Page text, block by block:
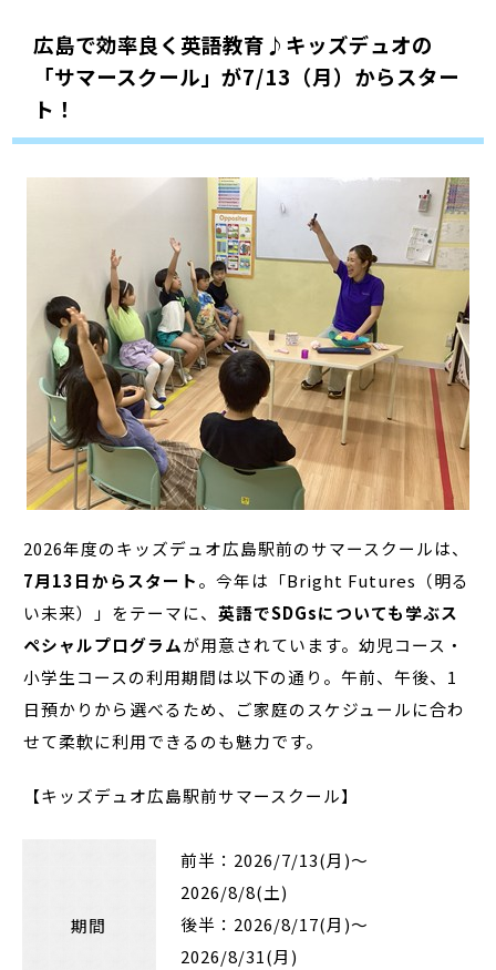
広島で効率良く英語教育♪キッズデュオの
「サマースクール」が7/13（月）からスター
ト！
2026年度のキッズデュオ広島駅前のサマースクールは、
7月13日からスタート。今年は「Bright Futures（明る
い未来）」をテーマに、英語でSDGsについても学ぶス
ペシャルプログラムが用意されています。幼児コース・
小学生コースの利用期間は以下の通り。午前、午後、1
日預かりから選べるため、ご家庭のスケジュールに合わ
せて柔軟に利用できるのも魅力です。
【キッズデュオ広島駅前サマースクール】
期間
前半：2026/7/13(月)～
2026/8/8(土)
後半：2026/8/17(月)～
2026/8/31(月)